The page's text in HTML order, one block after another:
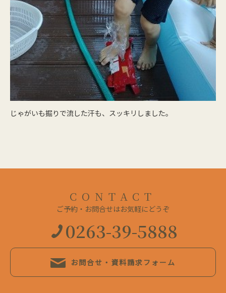
じゃがいも掘りで流した汗も、スッキリしました。
CONTACT
ご予約・お問合せはお気軽にどうぞ
0263-39-5888
お問合せ・資料請求フォーム